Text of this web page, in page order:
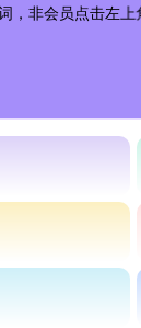
点击左上角可查